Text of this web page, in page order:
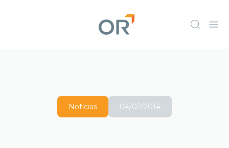
Notícias 04/02/2014